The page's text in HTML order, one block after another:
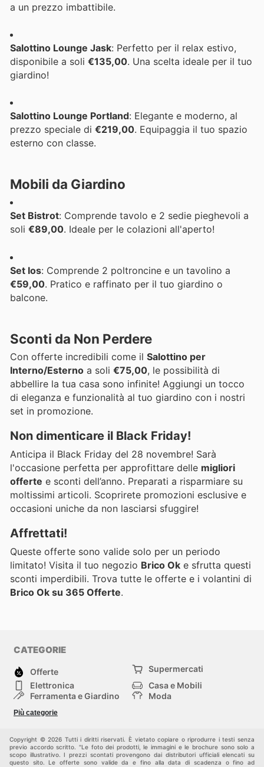
a un prezzo imbattibile.
Salottino Lounge Jask: Perfetto per il relax estivo,
disponibile a soli €135,00. Una scelta ideale per il tuo
giardino!
Salottino Lounge Portland: Elegante e moderno, al
prezzo speciale di €219,00. Equipaggia il tuo spazio
esterno con classe.
Mobili da Giardino
Set Bistrot: Comprende tavolo e 2 sedie pieghevoli a
soli €89,00. Ideale per le colazioni all'aperto!
Set Ios: Comprende 2 poltroncine e un tavolino a
€59,00. Pratico e raffinato per il tuo giardino o
balcone.
Sconti da Non Perdere
Con offerte incredibili come il Salottino per
Interno/Esterno a soli €75,00, le possibilità di
abbellire la tua casa sono infinite! Aggiungi un tocco
di eleganza e funzionalità al tuo giardino con i nostri
set in promozione.
Non dimenticare il Black Friday!
Anticipa il Black Friday del 28 novembre! Sarà
l'occasione perfetta per approfittare delle migliori
offerte e sconti dell’anno. Preparati a risparmiare su
moltissimi articoli. Scoprirete promozioni esclusive e
occasioni uniche da non lasciarsi sfuggire!
Affrettati!
Queste offerte sono valide solo per un periodo
limitato! Visita il tuo negozio Brico Ok e sfrutta questi
sconti imperdibili. Trova tutte le offerte e i volantini di
Brico Ok su 365 Offerte.
CATEGORIE
Offerte
Supermercati
Elettronica
Casa e Mobili
Ferramenta e Giardino
Moda
Bambini e Neonati
Più categorie
Copyright © 2026 Tutti i diritti riservati. È vietato copiare o riprodurre i testi senza
previo accordo scritto. "Le foto dei prodotti, le immagini e le brochure sono solo a
scopo illustrativo. I prezzi scontati provengono dai distributori ufficiali elencati su
questo sito. Le offerte sono valide da e fino alla data di scadenza o fino ad